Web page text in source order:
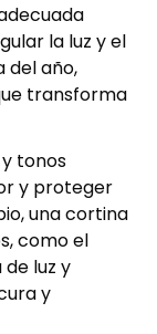
la luz y el
del año,
transforma
y tonos
y proteger
una cortina
como el
luz y
y